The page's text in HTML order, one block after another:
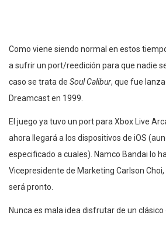
Como viene siendo normal en estos
a sufrir un port/reedición para que nadie
caso se trata de Soul Calibur, que fue
Dreamcast en 1999.
El juego ya tuvo un port para Xbox Live
ahora llegará a los dispositivos de iOS
especificado a cuales). Namco Bandai lo
Vicepresidente de Marketing Carlson
será pronto.
Nunca es mala idea disfrutar de un clásico